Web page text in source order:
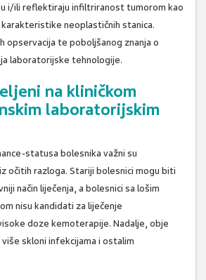
i/ili reflektiraju infiltriranost tumorom kao
karakteristike neoplastičnih stanica.
opservacija te poboljšanog znanja o
laboratorijske tehnologije.
na kliničkom
laboratorijskim
statusa bolesnika važni su
očitih razloga. Stariji bolesnici mogu biti
način liječenja, a bolesnici sa lošim
nisu kandidati za liječenje
doze kemoterapije. Nadalje, obje
skloni infekcijama i ostalim